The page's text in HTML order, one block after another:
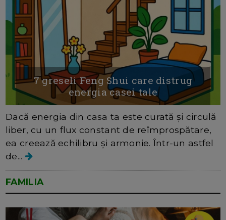
7 greseli Feng Shui care distrug
energia casei tale
Dacă energia din casa ta este curată și circulă
liber, cu un flux constant de reîmprospătare,
ea creează echilibru și armonie. Într-un astfel
de...
FAMILIA